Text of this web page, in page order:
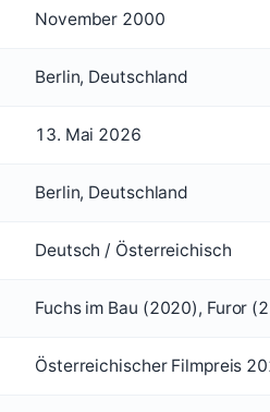
November 2000
Berlin, Deutschland
13. Mai 2026
Berlin, Deutschland
Deutsch / Österreichisch
Fuchs im Bau (2020), Furor
Österreichischer Filmpreis